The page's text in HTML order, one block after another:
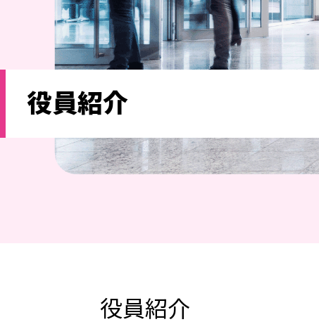
役員紹介
役員紹介